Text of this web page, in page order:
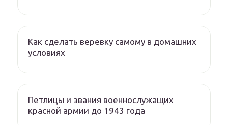
Как сделать веревку самому в домашних
условиях
Петлицы и звания военнослужащих
красной армии до 1943 года